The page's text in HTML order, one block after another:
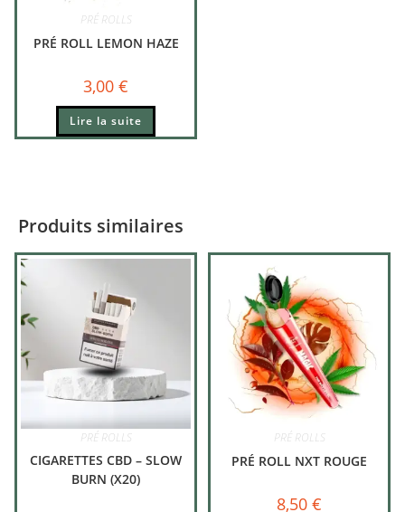
PRÉ ROLLS
PRÉ ROLL LEMON HAZE
3,00 €
Lire la suite
Produits similaires
PRÉ ROLLS
CIGARETTES CBD – SLOW
BURN (X20)
PRÉ ROLLS
PRÉ ROLL NXT ROUGE
8,50 €